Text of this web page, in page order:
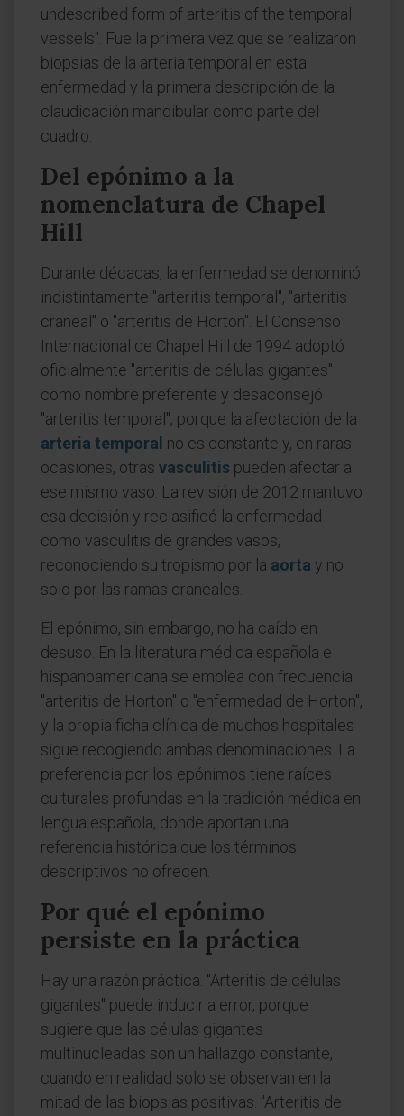
undescribed form of arteritis of the temporal
vessels". Fue la primera vez que se realizaron
biopsias de la arteria temporal en esta
enfermedad y la primera descripción de la
claudicación mandibular como parte del
cuadro.
Del epónimo a la
nomenclatura de Chapel
Hill
Durante décadas, la enfermedad se denominó
indistintamente "arteritis temporal", "arteritis
craneal" o "arteritis de Horton". El Consenso
Internacional de Chapel Hill de 1994 adoptó
oficialmente "arteritis de células gigantes"
como nombre preferente y desaconsejó
"arteritis temporal", porque la afectación de la
arteria temporal no es constante y, en raras
ocasiones, otras vasculitis pueden afectar a
ese mismo vaso. La revisión de 2012 mantuvo
esa decisión y reclasificó la enfermedad
como vasculitis de grandes vasos,
reconociendo su tropismo por la aorta y no
solo por las ramas craneales.
El epónimo, sin embargo, no ha caído en
desuso. En la literatura médica española e
hispanoamericana se emplea con frecuencia
"arteritis de Horton" o "enfermedad de Horton",
y la propia ficha clínica de muchos hospitales
sigue recogiendo ambas denominaciones. La
preferencia por los epónimos tiene raíces
culturales profundas en la tradición médica en
lengua española, donde aportan una
referencia histórica que los términos
descriptivos no ofrecen.
Por qué el epónimo
persiste en la práctica
Hay una razón práctica. "Arteritis de células
gigantes" puede inducir a error, porque
sugiere que las células gigantes
multinucleadas son un hallazgo constante,
cuando en realidad solo se observan en la
mitad de las biopsias positivas. "Arteritis de